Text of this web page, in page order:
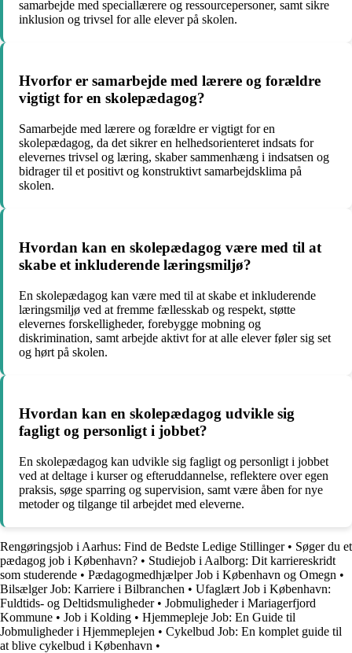
samarbejde med speciallærere og ressourcepersoner, samt sikre
inklusion og trivsel for alle elever på skolen.
Hvorfor er samarbejde med lærere og forældre
vigtigt for en skolepædagog?
Samarbejde med lærere og forældre er vigtigt for en
skolepædagog, da det sikrer en helhedsorienteret indsats for
elevernes trivsel og læring, skaber sammenhæng i indsatsen og
bidrager til et positivt og konstruktivt samarbejdsklima på
skolen.
Hvordan kan en skolepædagog være med til at
skabe et inkluderende læringsmiljø?
En skolepædagog kan være med til at skabe et inkluderende
læringsmiljø ved at fremme fællesskab og respekt, støtte
elevernes forskelligheder, forebygge mobning og
diskrimination, samt arbejde aktivt for at alle elever føler sig set
og hørt på skolen.
Hvordan kan en skolepædagog udvikle sig
fagligt og personligt i jobbet?
En skolepædagog kan udvikle sig fagligt og personligt i jobbet
ved at deltage i kurser og efteruddannelse, reflektere over egen
praksis, søge sparring og supervision, samt være åben for nye
metoder og tilgange til arbejdet med eleverne.
Rengøringsjob i Aarhus: Find de Bedste Ledige Stillinger• Søger du et
pædagog job i København? • Studiejob i Aalborg: Dit karriereskridt
som studerende • Pædagogmedhjælper Job i København og Omegn •
Bilsælger Job: Karriere i Bilbranchen • Ufaglært Job i København:
Fuldtids- og Deltidsmuligheder• Jobmuligheder i Mariagerfjord
Kommune • Job i Kolding • Hjemmepleje Job: En Guide til
Jobmuligheder i Hjemmeplejen • Cykelbud Job: En komplet guide til
at blive cykelbud i København •